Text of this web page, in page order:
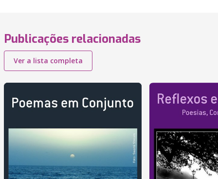
Publicações relacionadas
Ver a lista completa